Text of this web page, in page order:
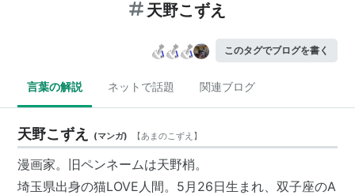
天野こずえ
このタグでブログを書く
言葉の解説 ネットで話題 関連ブログ
天野こずえ (マンガ) 【あまのこずえ 】
漫画家。旧ペンネームは天野梢。
埼玉県出身の猫LOVE人間。5月26日生まれ、双子座のA